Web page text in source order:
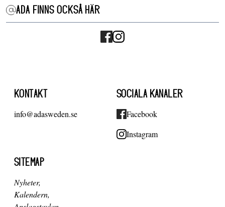
ADA FINNS OCKSÅ HÄR
KONTAKT
info@adasweden.se
SOCIALA KANALER
Facebook
Instagram
SITEMAP
Nyheter
Kalendern